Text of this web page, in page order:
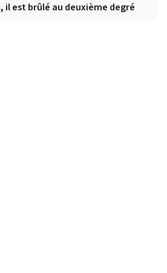
il est brûlé au deuxième degré